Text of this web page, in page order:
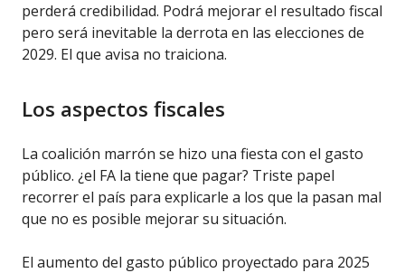
perderá credibilidad. Podrá mejorar el resultado fiscal
pero será inevitable la derrota en las elecciones de
2029. El que avisa no traiciona.
Los aspectos fiscales
La coalición marrón se hizo una fiesta con el gasto
público. ¿el FA la tiene que pagar? Triste papel
recorrer el país para explicarle a los que la pasan mal
que no es posible mejorar su situación.
El aumento del gasto público proyectado para 2025